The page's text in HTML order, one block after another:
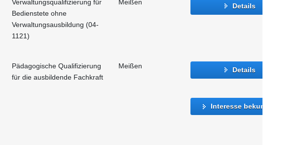
Verwaltungsqualifizierung für
Bedienstete ohne
Verwaltungsausbildung (04-
1121)
Meißen Details
Pädagogische Qualifizierung
für die ausbildende Fachkraft
Meißen Details
Interesse bekunden